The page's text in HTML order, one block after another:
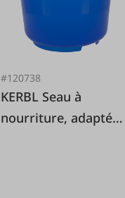
#120738
KERBL Seau à
nourriture, adapté